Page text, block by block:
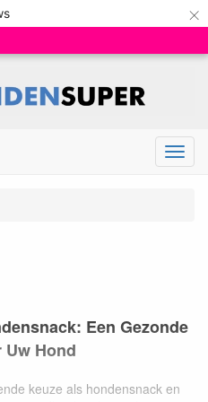
×
Menu
Een Gezonde
Hond
keuze als hondensnack en